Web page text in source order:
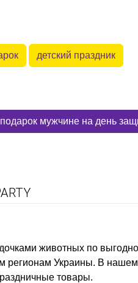
детский праздник
подарок мужчине на день
животных по
регионам Украины. В
товары.